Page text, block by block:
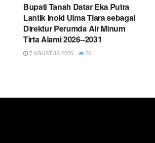
Bupati Tanah Datar Eka Putra
Lantik Inoki Ulma Tiara sebagai
Direktur Perumda Air Minum
Tirta Alami 2026–2031
7 AGUSTUS 2026 26